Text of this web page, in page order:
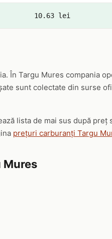
10.63 lei
În Targu Mures compania
sunt colectate din surse
lista de mai sus după preț
prețuri carburanți Targu
Mures